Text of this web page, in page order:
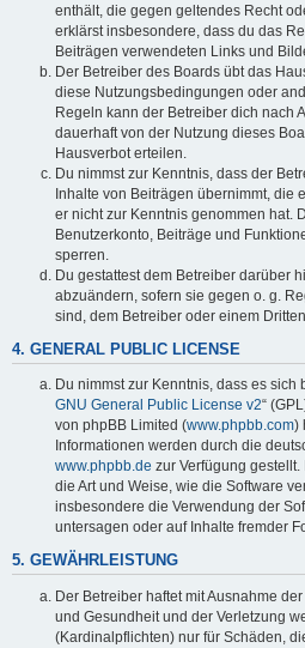
enthält, die gegen geltendes Recht
erklärst insbesondere, dass du das
Beiträgen verwendeten Links und
Der Betreiber des Boards übt das
diese Nutzungsbedingungen oder
Regeln kann der Betreiber dich nach
dauerhaft von der Nutzung dieses
Hausverbot erteilen.
Du nimmst zur Kenntnis, dass der
Inhalte von Beiträgen übernimmt, die
er nicht zur Kenntnis genommen hat.
Benutzerkonto, Beiträge und
sperren.
Du gestattest dem Betreiber darüber
abzuändern, sofern sie gegen o. g.
sind, dem Betreiber oder einem
4. GENERAL PUBLIC LICENSE
Du nimmst zur Kenntnis, dass es sich
GNU General Public License v2“
von phpBB Limited (www.phpbb.com)
Informationen werden durch die
www.phpbb.de zur Verfügung
die Art und Weise, wie die Software
insbesondere die Verwendung der
untersagen oder auf Inhalte fremder
5. GEWÄHRLEISTUNG
Der Betreiber haftet mit Ausnahme
und Gesundheit und der Verletzung
(Kardinalpflichten) nur für Schäden,